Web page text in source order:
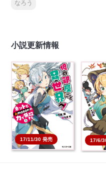
なろう
小説更新情報
17/11/30 発売
俺の部屋ごと異世界へ!
ネットとAmozo…
本を買う
17/6/
俺の部
ネット